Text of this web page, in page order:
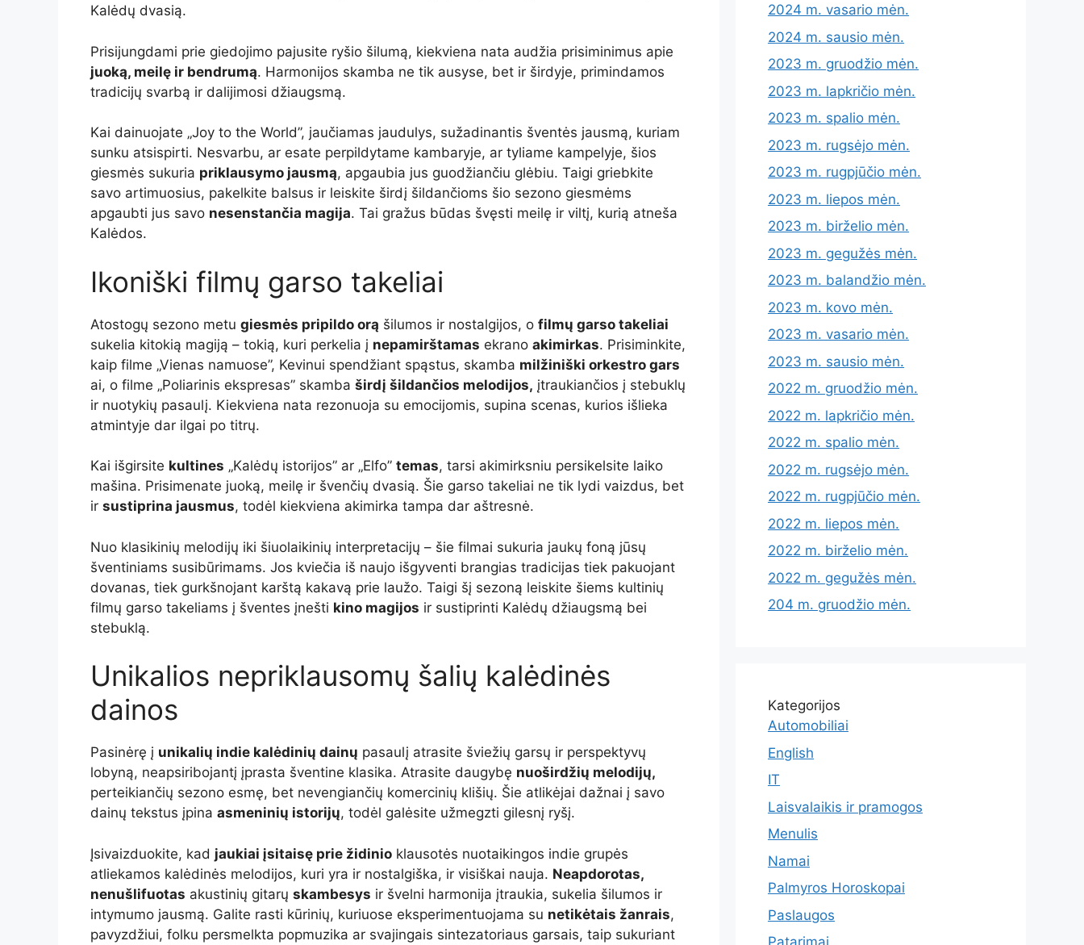
Kalėdų dvasią.
Prisijungdami prie giedojimo pajusite ryšio šilumą, kiekviena nata audžia prisiminimus apie
juoką, meilę ir bendrumą. Harmonijos skamba ne tik ausyse, bet ir širdyje, primindamos
tradicijų svarbą ir dalijimosi džiaugsmą.
Kai dainuojate „Joy to the World”, jaučiamas jaudulys, sužadinantis šventės jausmą, kuriam
sunku atsispirti. Nesvarbu, ar esate perpildytame kambaryje, ar tyliame kampelyje, šios
giesmės sukuria priklausymo jausmą, apgaubia jus guodžiančiu glėbiu. Taigi griebkite
savo artimuosius, pakelkite balsus ir leiskite širdį šildančioms šio sezono giesmėms
apgaubti jus savo nesenstančia magija. Tai gražus būdas švęsti meilę ir viltį, kurią atneša
Kalėdos.
Ikoniški filmų garso takeliai
Atostogų sezono metu giesmės pripildo orą šilumos ir nostalgijos, o filmų garso takeliai
sukelia kitokią magiją – tokią, kuri perkelia į nepamirštamas ekrano akimirkas. Prisiminkite,
kaip filme „Vienas namuose”, Kevinui spendžiant spąstus, skamba milžiniški orkestro gars
ai, o filme „Poliarinis ekspresas” skamba širdį šildančios melodijos, įtraukiančios į stebuklų
ir nuotykių pasaulį. Kiekviena nata rezonuoja su emocijomis, supina scenas, kurios išlieka
atmintyje dar ilgai po titrų.
Kai išgirsite kultines „Kalėdų istorijos” ar „Elfo” temas, tarsi akimirksniu persikelsite laiko
mašina. Prisimenate juoką, meilę ir švenčių dvasią. Šie garso takeliai ne tik lydi vaizdus, bet
ir sustiprina jausmus, todėl kiekviena akimirka tampa dar aštresnė.
Nuo klasikinių melodijų iki šiuolaikinių interpretacijų – šie filmai sukuria jaukų foną jūsų
šventiniams susibūrimams. Jos kviečia iš naujo išgyventi brangias tradicijas tiek pakuojant
dovanas, tiek gurkšnojant karštą kakavą prie laužo. Taigi šį sezoną leiskite šiems kultinių
filmų garso takeliams į šventes įnešti kino magijos ir sustiprinti Kalėdų džiaugsmą bei
stebuklą.
Unikalios nepriklausomų šalių kalėdinės
dainos
Pasinėrę į unikalių indie kalėdinių dainų pasaulį atrasite šviežių garsų ir perspektyvų
lobyną, neapsiribojantį įprasta šventine klasika. Atrasite daugybę nuoširdžių melodijų,
perteikiančių sezono esmę, bet nevengiančių komercinių klišių. Šie atlikėjai dažnai į savo
dainų tekstus įpina asmeninių istorijų, todėl galėsite užmegzti gilesnį ryšį.
Įsivaizduokite, kad jaukiai įsitaisę prie židinio klausotės nuotaikingos indie grupės
atliekamos kalėdinės melodijos, kuri yra ir nostalgiška, ir visiškai nauja. Neapdorotas,
nenušlifuotas akustinių gitarų skambesys ir švelni harmonija įtraukia, sukelia šilumos ir
intymumo jausmą. Galite rasti kūrinių, kuriuose eksperimentuojama su netikėtais žanrais,
pavyzdžiui, folku persmelkta popmuzika ar svajingais sintezatoriaus garsais, taip sukuriant
2024 m. vasario mėn.
2024 m. sausio mėn.
2023 m. gruodžio mėn.
2023 m. lapkričio mėn.
2023 m. spalio mėn.
2023 m. rugsėjo mėn.
2023 m. rugpjūčio mėn.
2023 m. liepos mėn.
2023 m. birželio mėn.
2023 m. gegužės mėn.
2023 m. balandžio mėn.
2023 m. kovo mėn.
2023 m. vasario mėn.
2023 m. sausio mėn.
2022 m. gruodžio mėn.
2022 m. lapkričio mėn.
2022 m. spalio mėn.
2022 m. rugsėjo mėn.
2022 m. rugpjūčio mėn.
2022 m. liepos mėn.
2022 m. birželio mėn.
2022 m. gegužės mėn.
204 m. gruodžio mėn.
Kategorijos
Automobiliai
English
IT
Laisvalaikis ir pramogos
Menulis
Namai
Palmyros Horoskopai
Paslaugos